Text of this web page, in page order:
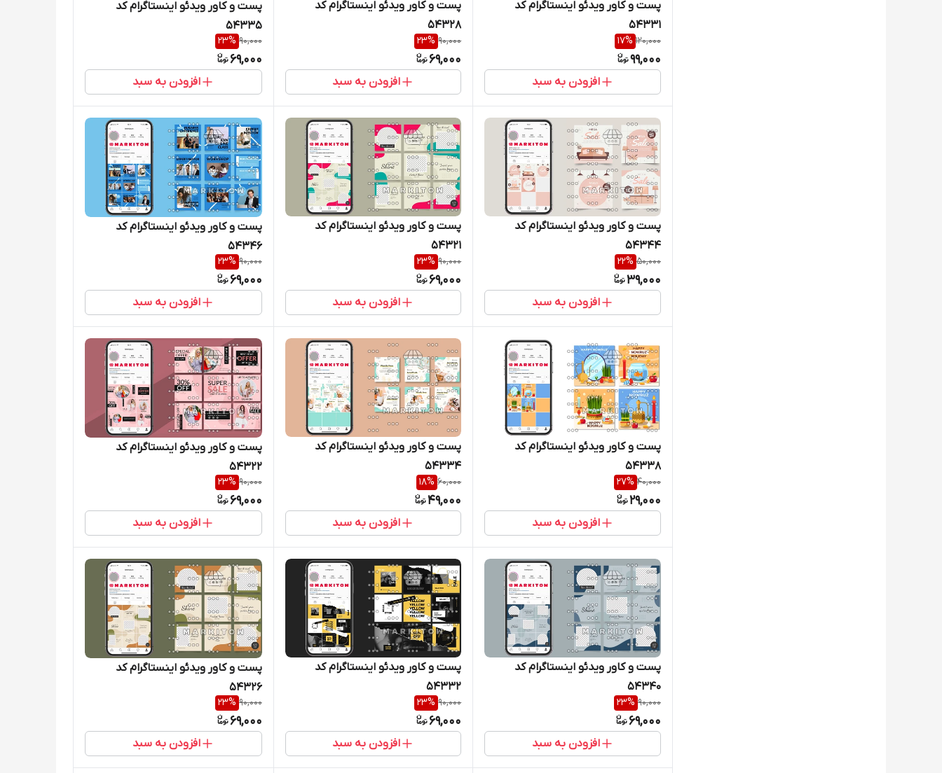
پست و کاور ویدئو اینستاگرام کد
54331
120,000
17%
99,000
افزودن به سبد
پست و کاور ویدئو اینستاگرام کد
54328
90,000
23%
69,000
افزودن به سبد
پست و کاور ویدئو اینستاگرام کد
54335
90,000
23%
69,000
افزودن به سبد
پست و کاور ویدئو اینستاگرام کد
54344
50,000
22%
39,000
افزودن به سبد
پست و کاور ویدئو اینستاگرام کد
54321
90,000
23%
69,000
افزودن به سبد
پست و کاور ویدئو اینستاگرام کد
54346
90,000
23%
69,000
افزودن به سبد
پست و کاور ویدئو اینستاگرام کد
54338
40,000
27%
29,000
افزودن به سبد
پست و کاور ویدئو اینستاگرام کد
54334
60,000
18%
49,000
افزودن به سبد
پست و کاور ویدئو اینستاگرام کد
54322
90,000
23%
69,000
افزودن به سبد
پست و کاور ویدئو اینستاگرام کد
54340
90,000
23%
69,000
افزودن به سبد
پست و کاور ویدئو اینستاگرام کد
54332
90,000
23%
69,000
افزودن به سبد
پست و کاور ویدئو اینستاگرام کد
54326
90,000
23%
69,000
افزودن به سبد